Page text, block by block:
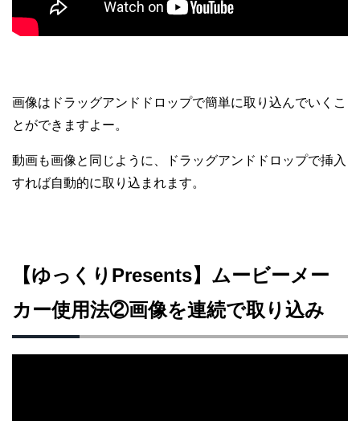
画像はドラッグアンドドロップで簡単に取り込んでいくこ
とができますよー。
動画も画像と同じように、ドラッグアンドドロップで挿入
すれば自動的に取り込まれます。
【ゆっくりPresents】ムービーメー
カー使用法②画像を連続で取り込み